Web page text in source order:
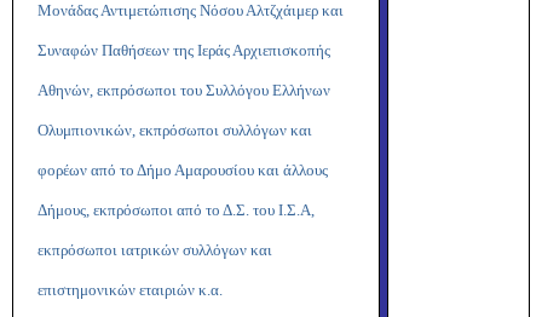
Μονάδας Αντιμετώπισης Νόσου Αλτζχάιμερ και
Συναφών Παθήσεων της Ιεράς Αρχιεπισκοπής
Αθηνών, εκπρόσωποι του Συλλόγου Ελλήνων
Ολυμπιονικών, εκπρόσωποι συλλόγων και
φορέων από το Δήμο Αμαρουσίου και άλλους
Δήμους, εκπρόσωποι από το Δ.Σ. του Ι.Σ.Α,
εκπρόσωποι ιατρικών συλλόγων και
επιστημονικών εταιριών κ.α.